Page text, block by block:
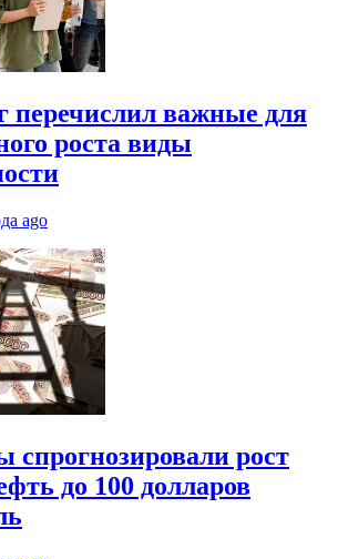
перечислил важные для
роста виды
ago
спрогнозировали рост
до 100 долларов